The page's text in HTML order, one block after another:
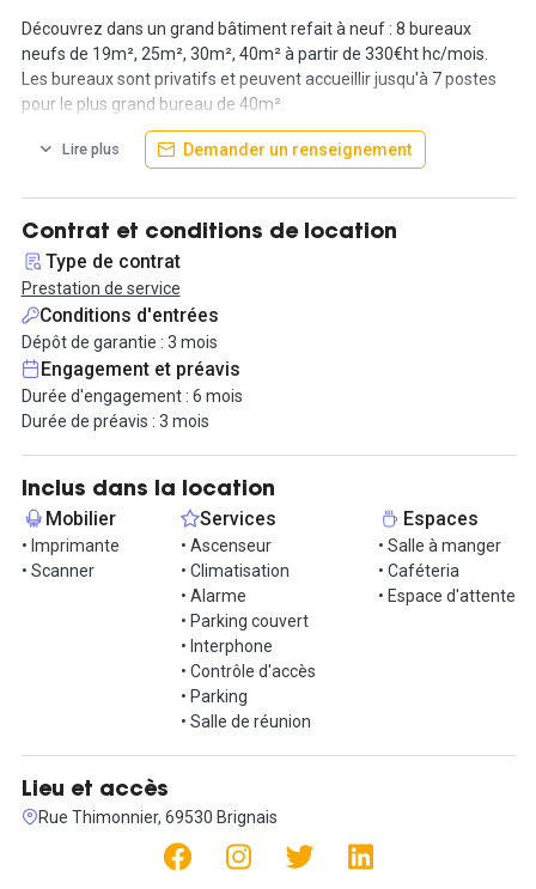
Découvrez dans un grand bâtiment refait à neuf : 8 bureaux
neufs de 19m², 25m², 30m², 40m² à partir de 330€ht hc/mois.
Les bureaux sont privatifs et peuvent accueillir jusqu'à 7 postes
pour le plus grand bureau de 40m².
Nous proposons avec cela les services suivants :
- accès internet,
- photocopieur,
- cuisine,
- salle de réunion équipée,
- douche,
- pool de places de parking réservées,
- ... de nombreux autres équipements mis en communs !
Planifiez votre visite dès aujourd'hui avec Hub-Grade.
Lire plus Demander un renseignement
Contrat et conditions de location
Type de contrat
Prestation de service
Conditions d'entrées
Dépôt de garantie : 3 mois
Engagement et préavis
Durée d'engagement : 6 mois
Durée de préavis : 3 mois
Inclus dans la location
Mobilier
• Imprimante
• Scanner
Services
• Ascenseur
• Climatisation
• Alarme
• Parking couvert
• Interphone
• Contrôle d'accès
• Parking
• Salle de réunion
Espaces
• Salle à manger
• Caféteria
• Espace d'attente
Lieu et accès
Rue Thimonnier, 69530 Brignais